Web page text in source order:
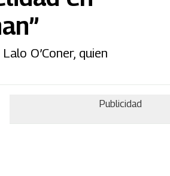
O’Coner, quien
Publicidad